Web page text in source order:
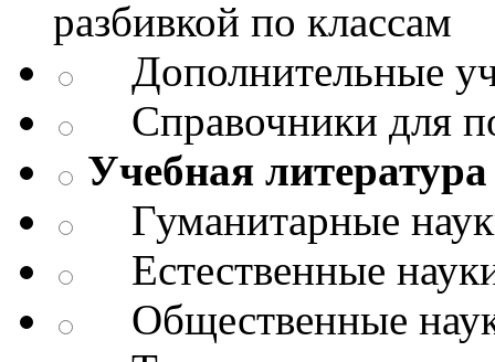
разбивкой по классам
Дополнительные
Справочники для
Учебная литература
Гуманитарные
Естественные
Общественные